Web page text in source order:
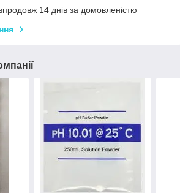
14 днів за домовленістю